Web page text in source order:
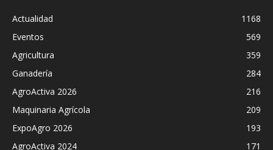
Actualidad
1168
Eventos
569
Agricultura
359
Ganadería
284
AgroActiva 2026
216
Maquinaria Agrícola
209
ExpoAgro 2026
193
AgroActiva 2024
171